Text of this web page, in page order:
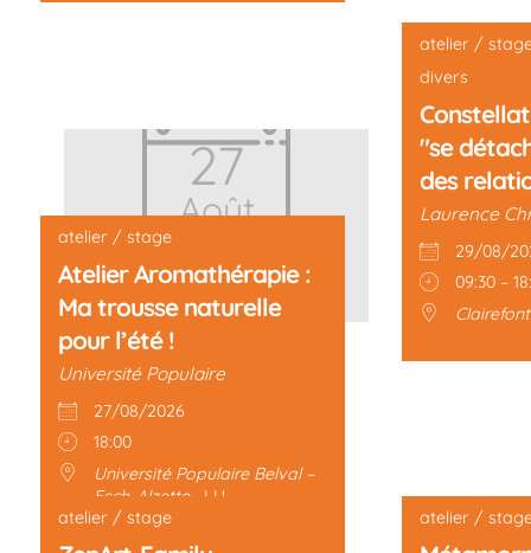
27
Août
atelier / stage
Atelier Aromathérapie :
Ma trousse naturelle
pour l’été !
Université Populaire
27/08/2026
18:00
Université Populaire Belval –
Esch-Alzette
LU
atelier /
divers
"se
des
Laurence
29/08/
09:30 –
Clairefont
atelier / stage atelier /